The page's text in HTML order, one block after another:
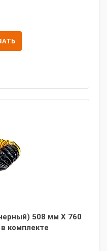
508 мм X 760
комплекте